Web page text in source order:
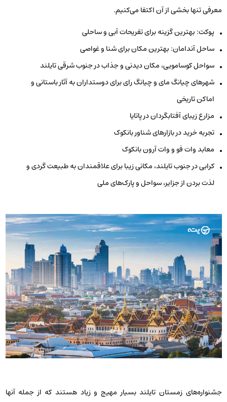
معرفی تنها بخشی از آن اکتفا می‌کنیم.
پوکت: بهترین گزینه برای تفریحات آبی و ساحلی
ساحل آندامان: بهترین مکان برای شنا و غواصی
سواحل کوسامویی، مکان دیدنی و جذاب در جنوب شرقی تایلند
شهرهای چیانگ مای و چیانگ رای برای دوستداران به آثار باستانی و
اماکن تاریخی
مزارع زیبای آفتابگردان در پاتایا
تجربه خرید در بازارهای شناور بانکوک
معابد وات فو و وات آرون بانکوک
کرابی در جنوب تایلند، مکانی زیبا برای علاقمندان به طبیعت گردی و
لذت بردن از جزایر، سواحل و پارک‌های ملی
جشنواره‌های زمستان تایلند بسیار مهیج و زیاد هستند که از جمله آنها